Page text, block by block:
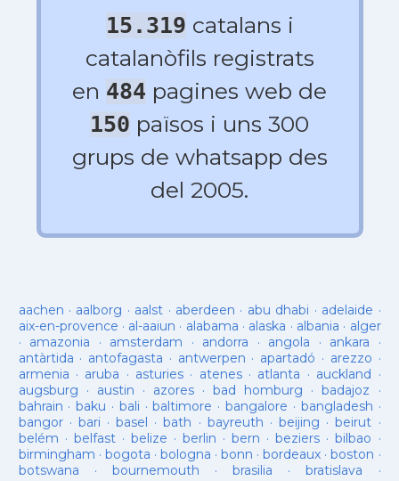
15.319 catalans i
catalanòfils registrats
en 484 pagines web de
150 països i uns 300
grups de whatsapp des
del 2005.
aachen · aalborg · aalst · aberdeen · abu dhabi · adelaide ·
aix-en-provence · al-aaiun · alabama · alaska · albania · alger
· amazonia · amsterdam · andorra · angola · ankara ·
antàrtida · antofagasta · antwerpen · apartadó · arezzo ·
armenia · aruba · asturies· atenes· atlanta · auckland ·
augsburg · austin · azores·bad homburg ·badajoz ·
bahrain ·baku · bali ·baltimore ·bangalore · bangladesh ·
bangor· bari ·basel ·bath · bayreuth ·beijing ·beirut ·
belém · belfast· belize · berlin ·bern ·beziers ·bilbao ·
birmingham · bogota · bologna ·bonn ·bordeaux ·boston ·
botswana · bournemouth ·brasilia ·bratislava ·